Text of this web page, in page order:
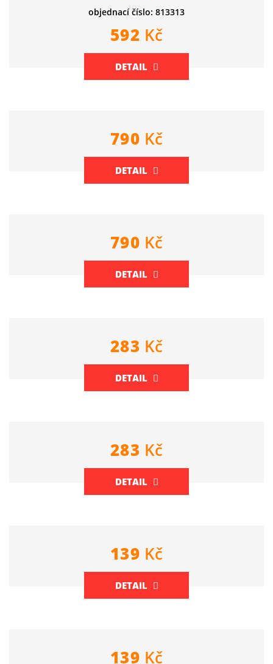
objednací číslo: 813313
592 Kč
DETAIL
790 Kč
DETAIL
790 Kč
DETAIL
283 Kč
DETAIL
283 Kč
DETAIL
139 Kč
DETAIL
139 Kč